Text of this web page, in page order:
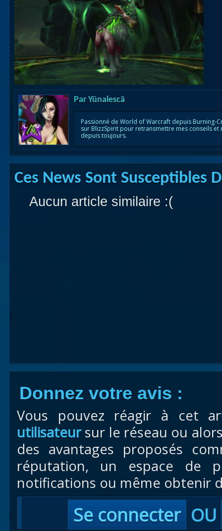
le vol
Uldum
Val
Par Yünalescä
Passionné de World of Warcraft depuis Burning-
sur BlizzSpirit pour retransmettre mes conseils
depuis toujours.
Ces News Sont Susceptibles
Aucun article similaire :(
Donnez votre avis :
Vous pouvez réagir à cet
utilisateursur le réseau ou
des avantages proposés
réputation, un espace de
notifications ou même obtenir
Se connecter OU